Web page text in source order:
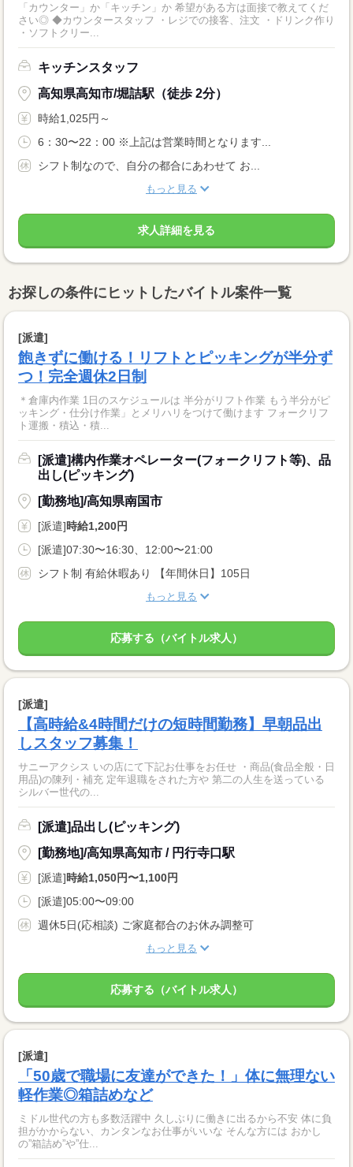
「カウンター」か「キッチン」か 希望がある方は面接で教えてくだ
さい◎ ◆カウンタースタッフ ・レジでの接客、注文 ・ドリンク作り
・ソフトクリー...
キッチンスタッフ
高知県高知市/堀詰駅（徒歩 2分）
時給1,025円～
6：30〜22：00 ※上記は営業時間となります...
シフト制なので、自分の都合にあわせて お...
もっと見る
求人詳細を見る
お探しの条件にヒットしたバイトル案件一覧
[派遣]
飽きずに働ける！リフトとピッキングが半分ず
つ！完全週休2日制
＊倉庫内作業 1日のスケジュールは 半分がリフト作業 もう半分がピ
ッキング・仕分け作業」とメリハリをつけて働けます フォークリフ
ト運搬・積込・積...
[派遣]構内作業オペレーター(フォークリフト等)、品
出し(ピッキング)
[勤務地]/高知県南国市
[派遣]時給1,200円
[派遣]07:30〜16:30、12:00〜21:00
シフト制 有給休暇あり 【年間休日】105日
もっと見る
応募する（バイトル求人）
[派遣]
【高時給&4時間だけの短時間勤務】早朝品出
しスタッフ募集！
サニーアクシス いの店にて下記お仕事をお任せ ・商品(食品全般・日
用品)の陳列・補充 定年退職をされた方や 第二の人生を送っている
シルバー世代の...
[派遣]品出し(ピッキング)
[勤務地]/高知県高知市 / 円行寺口駅
[派遣]時給1,050円〜1,100円
[派遣]05:00〜09:00
週休5日(応相談) ご家庭都合のお休み調整可
もっと見る
応募する（バイトル求人）
[派遣]
「50歳で職場に友達ができた！」体に無理ない
軽作業◎箱詰めなど
ミドル世代の方も多数活躍中 久しぶりに働きに出るから不安 体に負
担がかからない、カンタンなお仕事がいいな そんな方には おかし
の”箱詰め”や”仕...